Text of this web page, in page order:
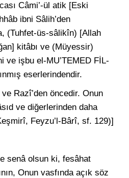
Câmi’-ül atik [Eski
ibni Sâlih’den
(Tuhfet-üs-sâlikîn) [Allah
kitâbı ve (Müyessir)
ve işbu el-MU’TEMED FİL-
eserlerindendir.
Razî’den öncedir. Onun
ve diğerlerinden daha
Feyzu’l-Bârî, sf. 129)]
senâ olsun ki, fesâhat
Onun vasfında açık söz